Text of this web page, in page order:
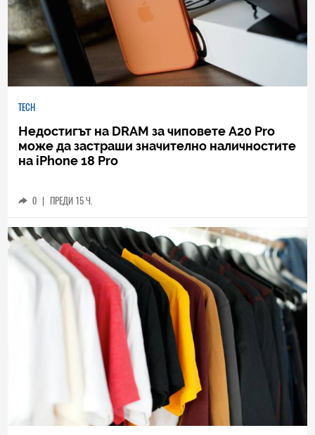
TECH
Недостигът на DRAM за чиповете A20 Pro
може да застраши значително наличностите
на iPhone 18 Pro
0 | ПРЕДИ 15 Ч.